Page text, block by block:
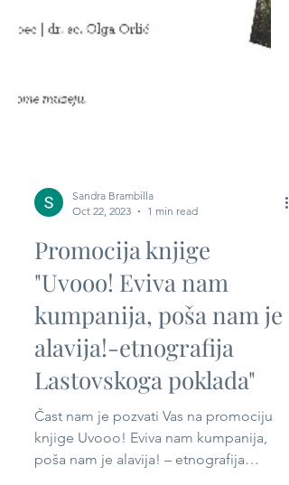
Sandra Brambilla
Oct 22, 2023
1 min read
Promocija knjige
"Uvooo! Eviva nam
kumpanija, poša nam je